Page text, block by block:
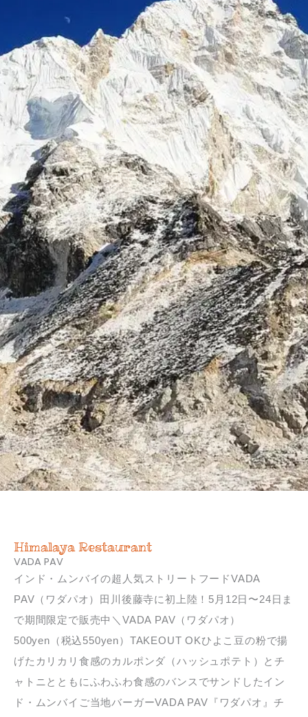
Himalaya Restaurant
VADA PAV
インド・ムンバイの超人気ストリートフードVADA
PAV（ワダパオ）田川後藤寺に初上陸！5月12日〜24日ま
で期間限定で販売中＼VADA PAV（ワダパオ）
500yen（税込550yen）TAKEOUT OKひよこ豆の粉で揚
げたカリカリ食感のカルポンダ（ハッシュポテト）とチ
ャトニとともにふわふわ食感のバンスでサンドしたイン
ド・ムンバイご当地バーガーVADA PAV『ワダパオ』チ